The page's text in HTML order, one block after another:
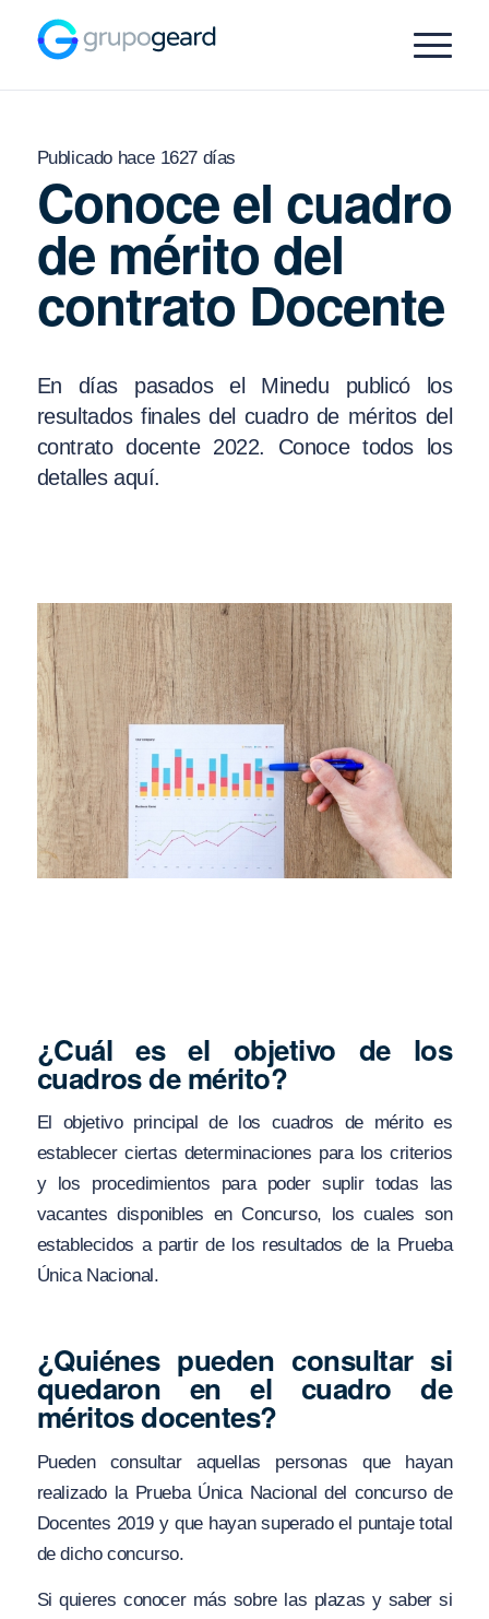
Publicado hace 1627 días
Conoce el cuadro
de mérito del
contrato Docente
En días pasados el Minedu publicó los
resultados finales del cuadro de méritos del
contrato docente 2022. Conoce todos los
detalles aquí.
¿Cuál es el objetivo de los
cuadros de mérito?
El objetivo principal de los cuadros de mérito es
establecer ciertas determinaciones para los criterios
y los procedimientos para poder suplir todas las
vacantes disponibles en Concurso, los cuales son
establecidos a partir de los resultados de la Prueba
Única Nacional.
¿Quiénes pueden consultar si
quedaron en el cuadro de
méritos docentes?
Pueden consultar aquellas personas que hayan
realizado la Prueba Única Nacional del concurso de
Docentes 2019 y que hayan superado el puntaje total
de dicho concurso.
Si quieres conocer más sobre las plazas y saber si